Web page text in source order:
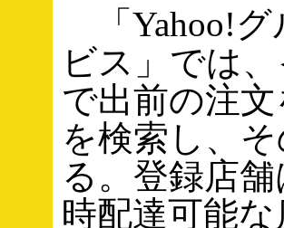
「Yahoo!グ
ビス」では
で出前の注
を検索し、
る。登録店
時配達可能